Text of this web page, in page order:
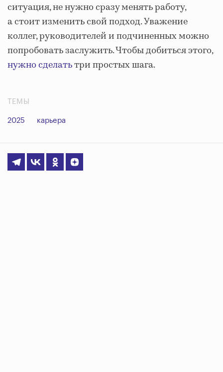
ситуация, не нужно сразу менять работу,
а стоит изменить свой подход. Уважение
коллег, руководителей и подчиненных можно
попробовать заслужить. Чтобы добиться этого,
нужно сделатьтри простых шага.
ТЕМЫ
2025 карьера